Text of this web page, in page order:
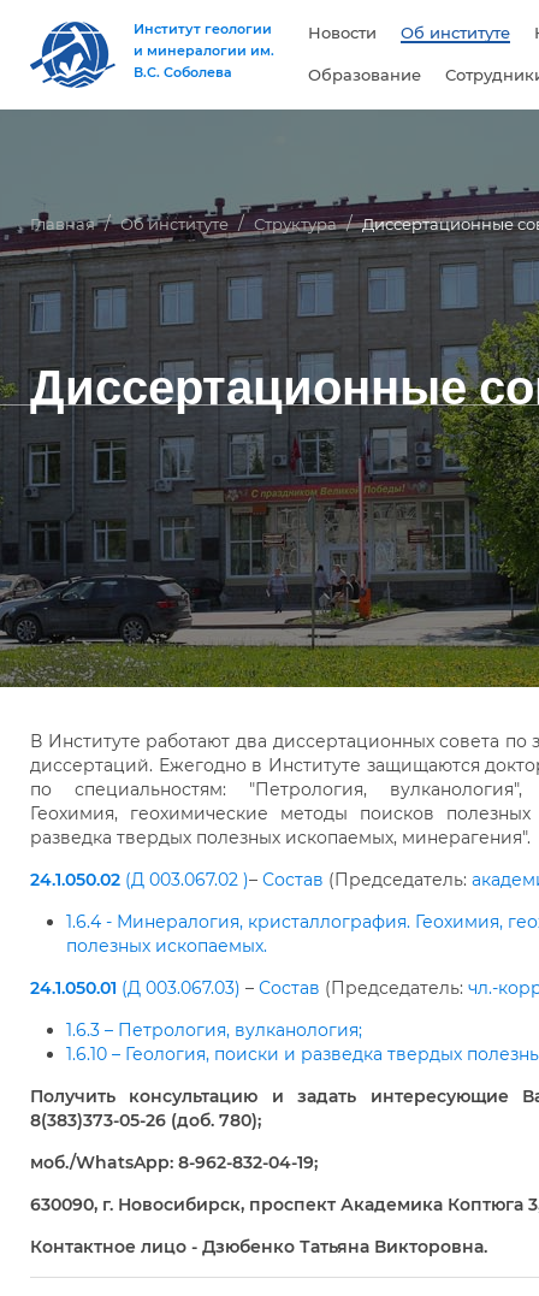
Институт геологии
и минералогии им.
В.С. Соболева
Новости Об институте
Образование
Главная Об институте Структура Диссертационные
Диссертационные
В Институте работают два диссертационных совета по
диссертаций. Ежегодно в Институте защищаются
по специальностям: "Петрология, вулканология",
Геохимия, геохимические методы поисков
разведка твердых полезных ископаемых, минерагения".
24.1.050.02 (Д 003.067.02 )– Состав (Председатель:
1.6.4 - Минералогия, кристаллография. Геохимия,
полезных ископаемых.
24.1.050.01 (Д 003.067.03) – Состав (Председатель: чл.-
1.6.3 – Петрология, вулканология;
1.6.10 – Геология, поиски и разведка твердых
Получить консультацию и задать
8(383)373-05-26 (доб. 780);
моб./WhatsApp: 8-962-832-04-19;
630090, г. Новосибирск, проспект Академика Коптюга
Контактное лицо - Дзюбенко Татьяна Викторовна.